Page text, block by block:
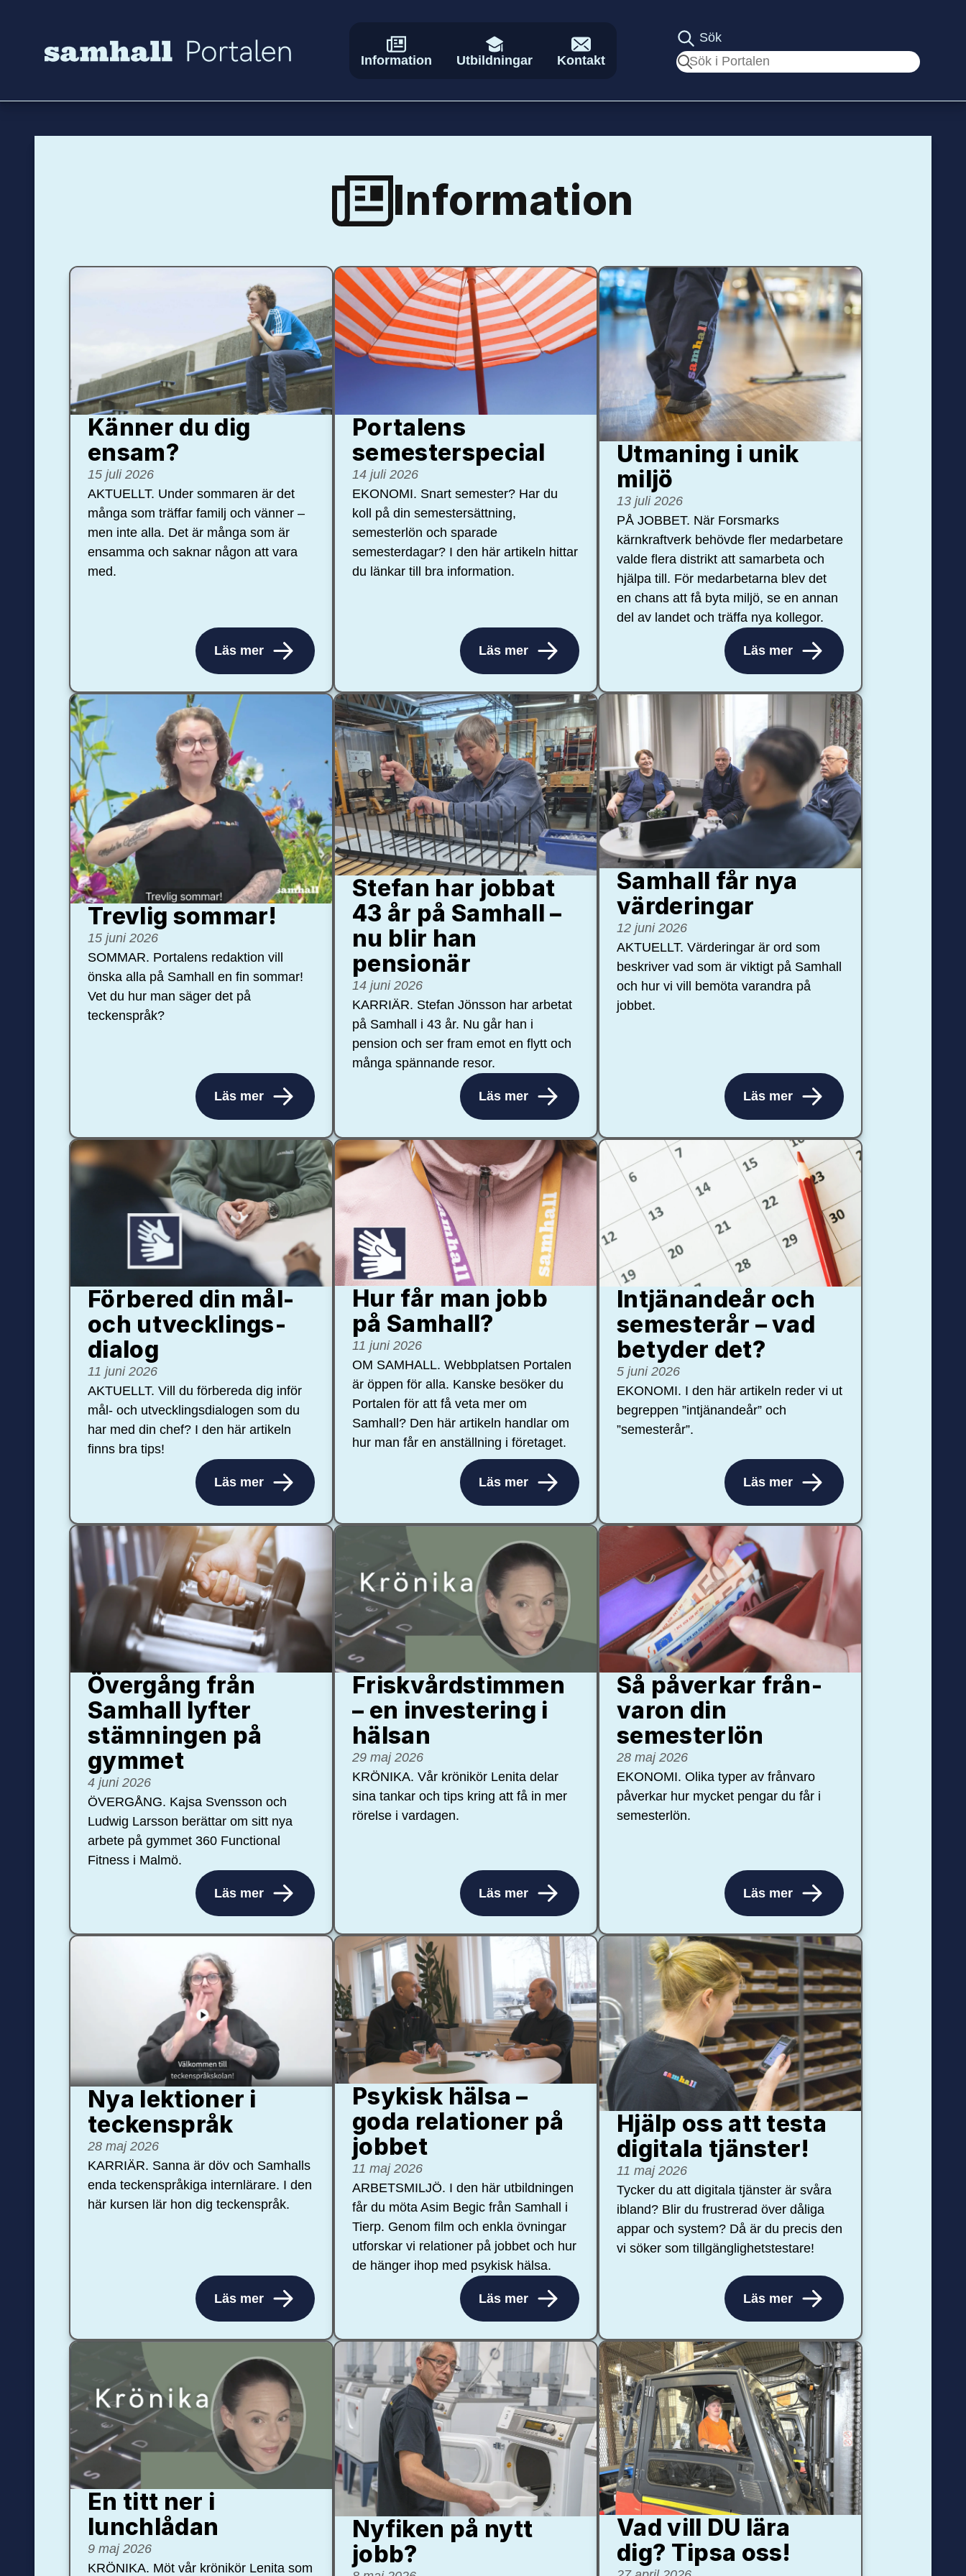
Information Utbildningar Kontakt
Sök
Sök
Information
Känner du dig
ensam?
15 juli 2026
AKTUELLT. Under sommaren är det
många som träffar familj och vänner –
men inte alla. Det är många som är
ensamma och saknar någon att vara
med.
Läs mer
Portalens
semester­special
14 juli 2026
EKONOMI. Snart semester? Har du
koll på din semestersättning,
semesterlön och sparade
semesterdagar? I den här artikeln hittar
du länkar till bra information.
Läs mer
Utmaning i unik
miljö
13 juli 2026
PÅ JOBBET. När Forsmarks
kärnkraftverk behövde fler medarbetare
valde flera distrikt att samarbeta och
hjälpa till. För medarbetarna blev det
en chans att få byta miljö, se en annan
del av landet och träffa nya kollegor.
Läs mer
Trevlig sommar!
15 juni 2026
SOMMAR. Portalens redaktion vill
önska alla på Samhall en fin sommar!
Vet du hur man säger det på
teckenspråk?
Läs mer
Stefan har jobbat
43 år på Samhall –
nu blir han
pensionär
14 juni 2026
KARRIÄR. Stefan Jönsson har arbetat
på Samhall i 43 år. Nu går han i
pension och ser fram emot en flytt och
många spännande resor.
Läs mer
Samhall får nya
värdering­ar
12 juni 2026
AKTUELLT. Värderingar är ord som
beskriver vad som är viktigt på Samhall
och hur vi vill bemöta varandra på
jobbet.
Läs mer
Förbered din mål-
och ut­veck­lings­
dialog
11 juni 2026
AKTUELLT. Vill du förbereda dig inför
mål- och utvecklingsdialogen som du
har med din chef? I den här artikeln
finns bra tips!
Läs mer
Hur får man jobb
på Samhall?
11 juni 2026
OM SAMHALL. Webbplatsen Portalen
är öppen för alla. Kanske besöker du
Portalen för att få veta mer om
Samhall? Den här artikeln handlar om
hur man får en anställning i företaget.
Läs mer
Intjänandeår och
semesterår – vad
betyder det?
5 juni 2026
EKONOMI. I den här artikeln reder vi ut
begreppen ”intjänandeår” och
”semesterår”.
Läs mer
Övergång från
Samhall lyfter
stämningen på
gymmet
4 juni 2026
ÖVERGÅNG. Kajsa Svensson och
Ludwig Larsson berättar om sitt nya
arbete på gymmet 360 Functional
Fitness i Malmö.
Läs mer
Friskvårdstimmen
– en investering i
hälsan
29 maj 2026
KRÖNIKA. Vår krönikör Lenita delar
sina tankar och tips kring att få in mer
rörelse i vardagen.
Läs mer
Så påverkar från­
varon din
semester­lön
28 maj 2026
EKONOMI. Olika typer av frånvaro
påverkar hur mycket pengar du får i
semesterlön.
Läs mer
Nya lektioner i
teckenspråk
28 maj 2026
KARRIÄR. Sanna är döv och Samhalls
enda teckenspråkiga internlärare. I den
här kursen lär hon dig teckenspråk.
Läs mer
Psykisk hälsa –
goda relationer på
jobbet
11 maj 2026
ARBETSMILJÖ. I den här utbildningen
får du möta Asim Begic från Samhall i
Tierp. Genom film och enkla övningar
utforskar vi relationer på jobbet och hur
de hänger ihop med psykisk hälsa.
Läs mer
Hjälp oss att testa
digitala tjänster!
11 maj 2026
Tycker du att digitala tjänster är svåra
ibland? Blir du frustrerad över dåliga
appar och system? Då är du precis den
vi söker som tillgänglighetstestare!
Läs mer
En titt ner i
lunchlådan
9 maj 2026
KRÖNIKA. Möt vår krönikör Lenita som
Nyfiken på nytt
jobb?
Vad vill DU lära
dig? Tipsa oss!